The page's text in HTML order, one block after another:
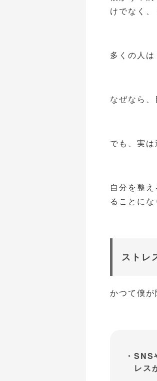
けでなく
多くの人
なぜなら
でも、実は
自分を整
ることにな
ストレ
かつて僕が
SNS
レス